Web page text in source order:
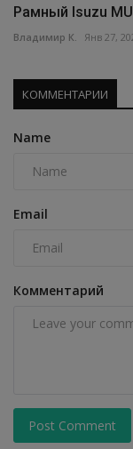
Рамный Isuzu
Владимир К. Янв 27,
КОММЕНТАРИИ
Name
Email
Комментарий
Post Comment